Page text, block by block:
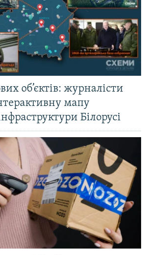
об’єктів: журналісти
мапу
Білорусі